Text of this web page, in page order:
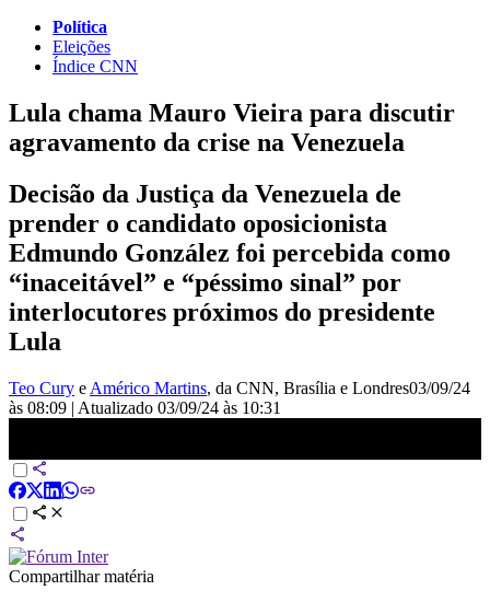
Política
Eleições
Índice CNN
Lula chama Mauro Vieira para discutir
agravamento da crise na Venezuela
Decisão da Justiça da Venezuela de
prender o candidato oposicionista
Edmundo González foi percebida como
“inaceitável” e “péssimo sinal” por
interlocutores próximos do presidente
Lula
Teo Cury e Américo Martins, da CNN, Brasília e Londres03/09/24
às 08:09 | Atualizado 03/09/24 às 10:31
Compartilhar matéria